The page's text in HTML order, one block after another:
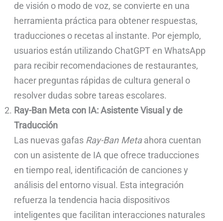
de visión o modo de voz, se convierte en una
herramienta práctica para obtener respuestas,
traducciones o recetas al instante. Por ejemplo,
usuarios están utilizando ChatGPT en WhatsApp
para recibir recomendaciones de restaurantes,
hacer preguntas rápidas de cultura general o
resolver dudas sobre tareas escolares.
Ray-Ban Meta con IA: Asistente Visual y de
Traducción
Las nuevas gafas Ray-Ban Metaahora cuentan
con un asistente de IA que ofrece traducciones
en tiempo real, identificación de canciones y
análisis del entorno visual. Esta integración
refuerza la tendencia hacia dispositivos
inteligentes que facilitan interacciones naturales